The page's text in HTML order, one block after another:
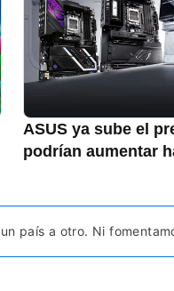
ASUS ya sube el
podrían aumentar
país a otro. Ni